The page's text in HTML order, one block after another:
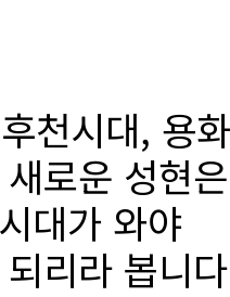
천시대, 용
로운 성현
대가 와야
리라 봅니